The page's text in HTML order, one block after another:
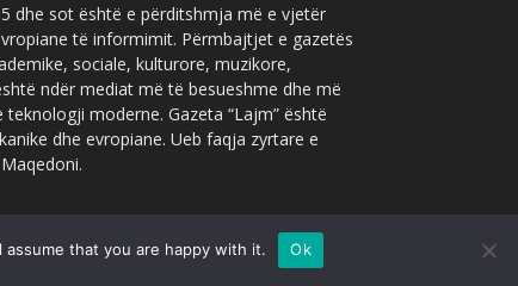
dhe sot është e përditshmja më e vjetër
të informimit. Përmbajtjet e gazetës
sociale, kulturore, muzikore,
ndër mediat më të besueshme dhe më
moderne. Gazeta “Lajm” është
dhe evropiane. Ueb faqja zyrtare e
that you are happy with it. Ok